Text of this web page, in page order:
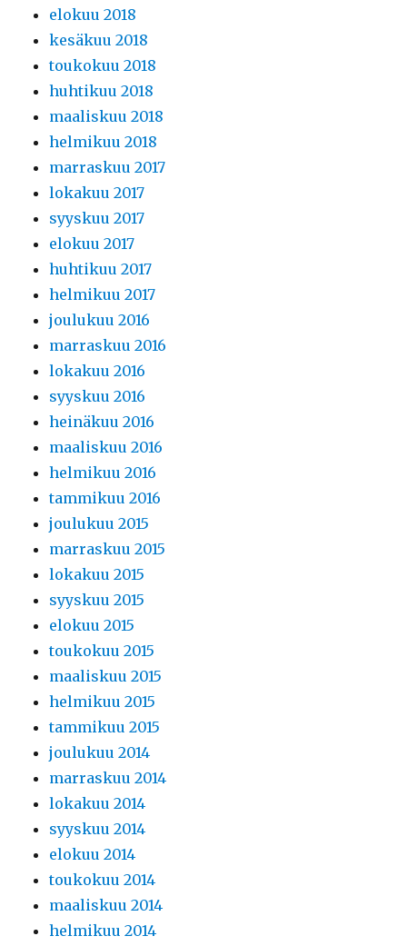
elokuu 2018
kesäkuu 2018
toukokuu 2018
huhtikuu 2018
maaliskuu 2018
helmikuu 2018
marraskuu 2017
lokakuu 2017
syyskuu 2017
elokuu 2017
huhtikuu 2017
helmikuu 2017
joulukuu 2016
marraskuu 2016
lokakuu 2016
syyskuu 2016
heinäkuu 2016
maaliskuu 2016
helmikuu 2016
tammikuu 2016
joulukuu 2015
marraskuu 2015
lokakuu 2015
syyskuu 2015
elokuu 2015
toukokuu 2015
maaliskuu 2015
helmikuu 2015
tammikuu 2015
joulukuu 2014
marraskuu 2014
lokakuu 2014
syyskuu 2014
elokuu 2014
toukokuu 2014
maaliskuu 2014
helmikuu 2014